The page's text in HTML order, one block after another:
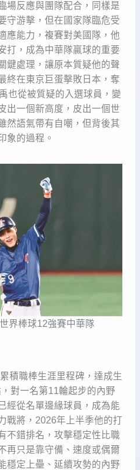
場反應與團隊配合，同樣是
守游擊，但在國家隊臨危受
應能力，複賽對美國隊，他
打，成為中華隊贏球的重要
鍵處理，讓原本質疑他的聲
終在東京巨蛋擊敗日本，奪
也從被質疑的入選球員，變
出一個新高度，皮出一個世
然語氣帶有自嘲，但背後其
象的過程。
界棒球12強賽中華隊
積職棒生涯里程碑，達成生
對一名第11輪起步的內野
經從名單邊緣球員，成為能
戰將，2026年上半季他的打
不錯排名，攻擊穩定性比職
再只是靠守備、速度或偶爾
穩定上壘、延續攻勢的內野